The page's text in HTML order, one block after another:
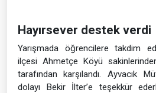
Hayırsever destek verdi
Yarışmada öğrencilere takdim
ilçesi Ahmetçe Köyü
tarafından karşılandı. Ayvacık
dolayı Bekir İlter’e teşekkür